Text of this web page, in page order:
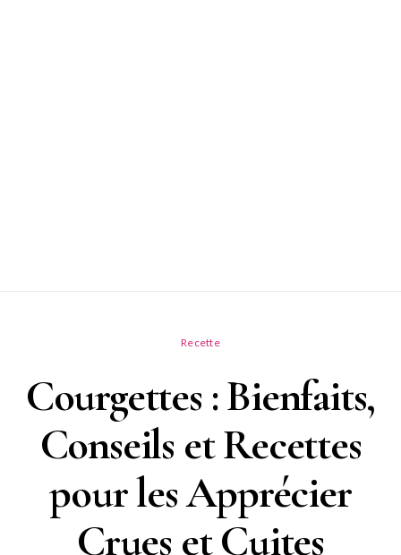
Recette
Courgettes : Bienfaits,
Conseils et Recettes
pour les Apprécier
Crues et Cuites